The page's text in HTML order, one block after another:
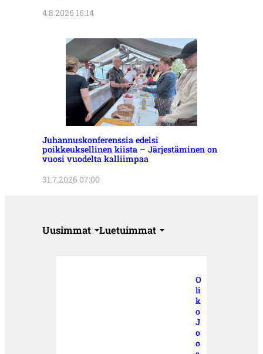
4.8.2026 16:14
Juhannuskonferenssia edelsi
poikkeuksellinen kiista – Järjestäminen on
vuosi vuodelta kalliimpaa
31.7.2026 07:00
Uusimmat Luetuimmat
O
li
k
o
J
o
o